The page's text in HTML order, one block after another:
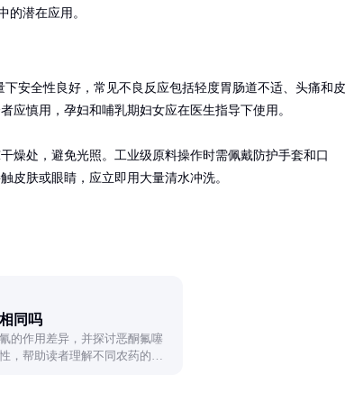
的潜在应用。
下安全性良好，常见不良反应包括轻度胃肠道不适、头痛和皮
应慎用，孕妇和哺乳期妇女应在医生指导下使用。
燥处，避免光照。工业级原料操作时需佩戴防护手套和口
皮肤或眼睛，应立即用大量清水冲洗。
同吗
的作用差异，并探讨恶酮氟噻
，帮助读者理解不同农药的特